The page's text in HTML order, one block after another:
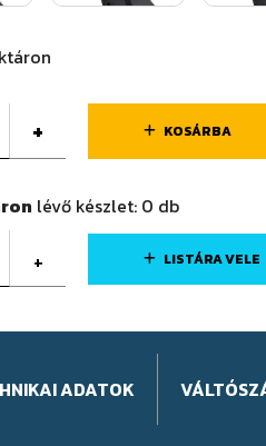
+ KOSÁRBA
lévő készlet: 0 db
+ LISTÁRA VELE
ADATOK